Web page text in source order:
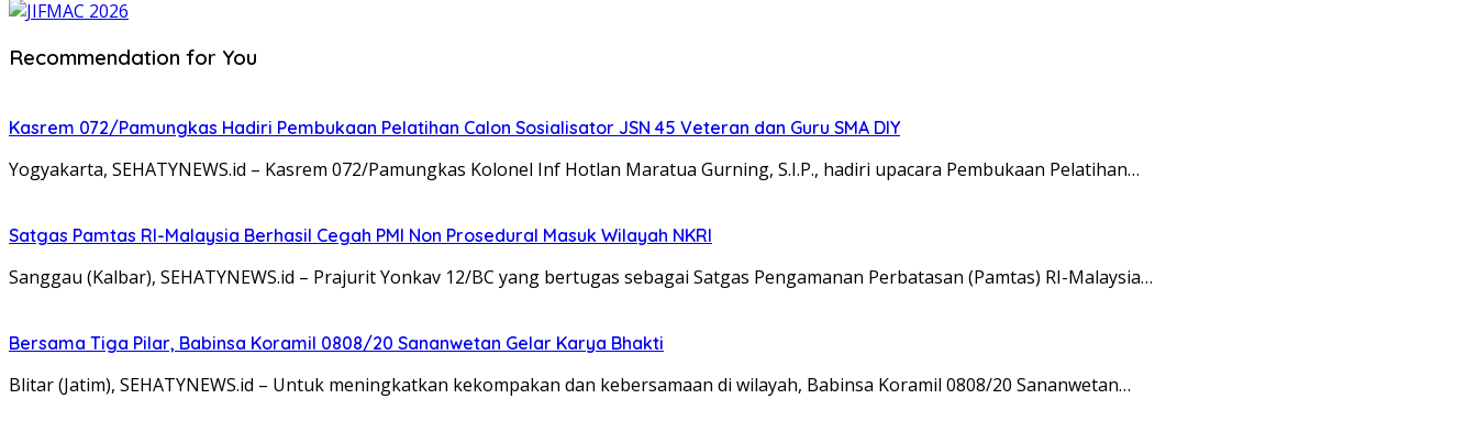
Recommendation for You
Kasrem 072/Pamungkas Hadiri Pembukaan Pelatihan Calon Sosialisator JSN 45 Veteran dan Guru SMA DIY
Yogyakarta, SEHATYNEWS.id – Kasrem 072/Pamungkas Kolonel Inf Hotlan Maratua Gurning, S.I.P., hadiri upacara Pembukaan Pelatihan…
Satgas Pamtas RI-Malaysia Berhasil Cegah PMI Non Prosedural Masuk Wilayah NKRI
Sanggau (Kalbar), SEHATYNEWS.id – Prajurit Yonkav 12/BC yang bertugas sebagai Satgas Pengamanan Perbatasan (Pamtas) RI-Malaysia…
Bersama Tiga Pilar, Babinsa Koramil 0808/20 Sananwetan Gelar Karya Bhakti
Blitar (Jatim), SEHATYNEWS.id – Untuk meningkatkan kekompakan dan kebersamaan di wilayah, Babinsa Koramil 0808/20 Sananwetan…